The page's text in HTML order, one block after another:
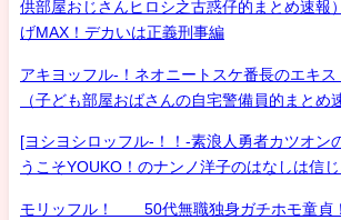
供部屋おじさんヒロシ之古惑仔的まとめ速報
げMAX！デカいは正義刑事編
アキヨッフル-！ネオニートスケ番長のエキス
（子ども部屋おばさんの自宅警備員的まとめ
[ヨシヨシロッフル-！！-素浪人勇者カツオン
うこそYOUKO！のナンノ洋子のはなしは信
モリッフル！ 50代無職独身ガチホモ童貞